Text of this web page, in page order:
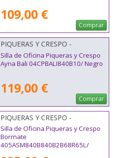
109,00 €
Comprar
PIQUERAS Y CRESPO -
04CPBALI840B10
Silla de Oficina Piqueras y Crespo
Ayna Bali 04CPBALI840B10/ Negro
119,00 €
Comprar
PIQUERAS Y CRESPO -
405ASM840B840B2B68R65L
Silla de Oficina Piqueras y Crespo
Bormate
405ASM840B840B2B68R65L/